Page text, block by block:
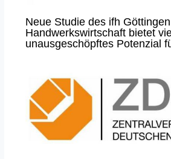
Neue Studie des ifh
Handwerkswirtschaft bietet
unausgeschöpftes Potenzial